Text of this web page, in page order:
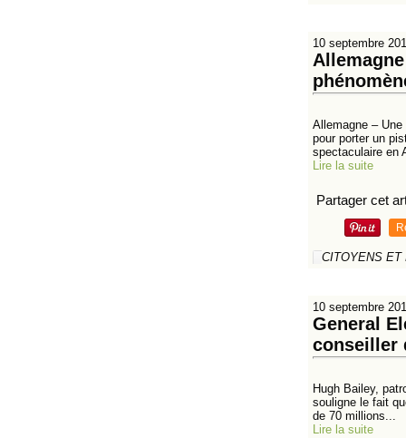
10 septembre
Allemagne –
pour porter un
spectaculaire en
Lire la suite
Partager cet
CITOYENS ET
10 septembre
General
conseiller
Hugh Bailey,
souligne le fait
de 70 millions...
Lire la suite